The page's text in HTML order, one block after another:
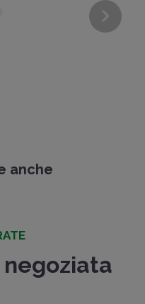
anche
AE IN
falcidia